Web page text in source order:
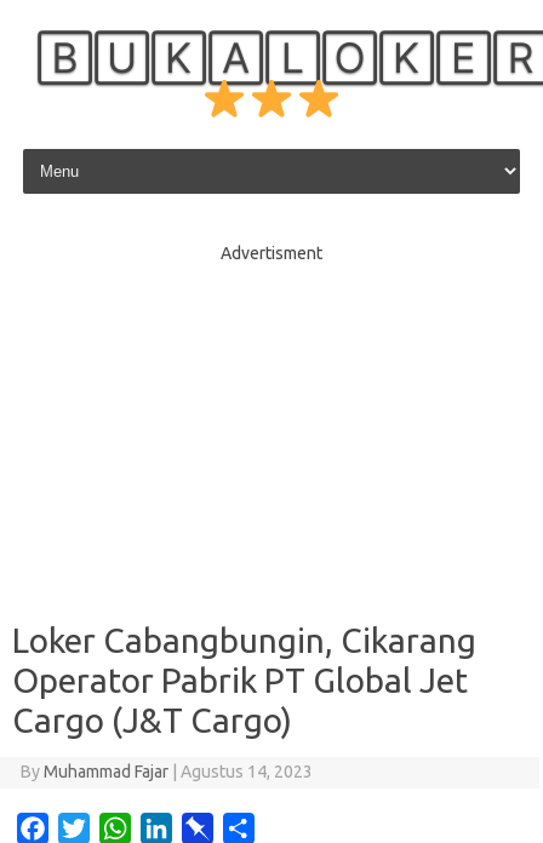
Skip to content
Advertisment
Loker Cabangbungin, Cikarang
Operator Pabrik PT Global Jet
Cargo (J&T Cargo)
ByMuhammad Fajar Agustus 14, 2023
W